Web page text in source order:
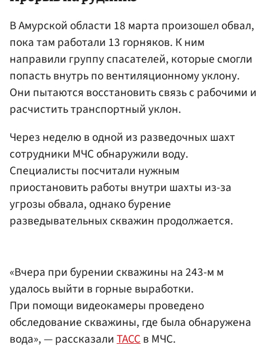
В Амурской области 18 марта произошел обвал,
пока там работали 13 горняков. К ним
направили группу спасателей, которые смогли
попасть внутрь по вентиляционному уклону.
Они пытаются восстановить связь с рабочими и
расчистить транспортный уклон.
Через неделю в одной из разведочных шахт
сотрудники МЧС обнаружили воду.
Специалисты посчитали нужным
приостановить работы внутри шахты из-за
угрозы обвала, однако бурение
разведывательных скважин продолжается.
«Вчера при бурении скважины на 243-м м
удалось выйти в горные выработки.
При помощи видеокамеры проведено
обследование скважины, где была обнаружена
вода», — рассказалиТАССв МЧС.